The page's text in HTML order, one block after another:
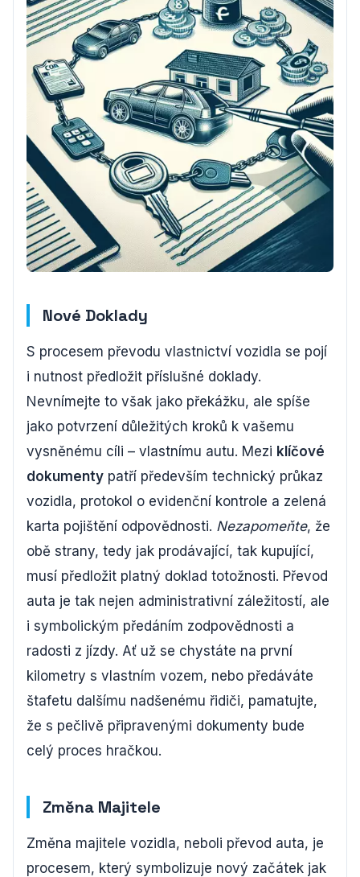
Nové Doklady
S procesem převodu vlastnictví vozidla se pojí
i nutnost předložit příslušné doklady.
Nevnímejte to však jako překážku, ale spíše
jako potvrzení důležitých kroků k vašemu
vysněnému cíli – vlastnímu autu. Mezi klíčové
dokumenty patří především technický průkaz
vozidla, protokol o evidenční kontrole a zelená
karta pojištění odpovědnosti. Nezapomeňte, že
obě strany, tedy jak prodávající, tak kupující,
musí předložit platný doklad totožnosti. Převod
auta je tak nejen administrativní záležitostí, ale
i symbolickým předáním zodpovědnosti a
radosti z jízdy. Ať už se chystáte na první
kilometry s vlastním vozem, nebo předáváte
štafetu dalšímu nadšenému řidiči, pamatujte,
že s pečlivě připravenými dokumenty bude
celý proces hračkou.
Změna Majitele
Změna majitele vozidla, neboli převod auta, je
procesem, který symbolizuje nový začátek jak